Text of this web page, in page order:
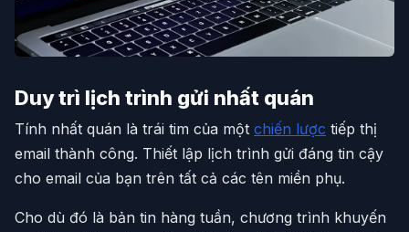
Duy trì lịch trình gửi nhất quán
Tính nhất quán là trái tim của một chiến lược tiếp thị
email thành công. Thiết lập lịch trình gửi đáng tin cậy
cho email của bạn trên tất cả các tên miền phụ.
Cho dù đó là bản tin hàng tuần, chương trình khuyến